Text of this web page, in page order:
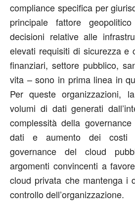
compliance specifica per
principale fattore
decisioni relative alle
elevati requisiti di sicurezza e
finanziari, settore pubblico,
vita – sono in prima linea in
Per queste organizzazioni,
volumi di dati generati
complessità della
dati e aumento dei
governance del cloud
argomenti convincenti a
cloud privata che mantenga i
controllo dell’organizzazione.